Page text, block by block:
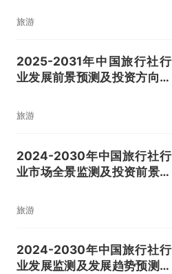
旅游
2025-2031年中国旅行社行
业发展前景预测及投资方向研
旅游
2024-2030年中国旅行社行
业市场全景监测及投资前景展
旅游
2024-2030年中国旅行社行
业发展监测及发展趋势预测报